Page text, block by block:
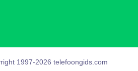
1997-2026 telefoongids.com